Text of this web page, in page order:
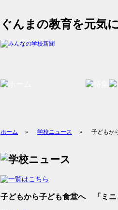
ぐんまの教育を元気
ホーム » 学校ニュース » 子どもか
子どもから子ども食堂へ 「ミニ